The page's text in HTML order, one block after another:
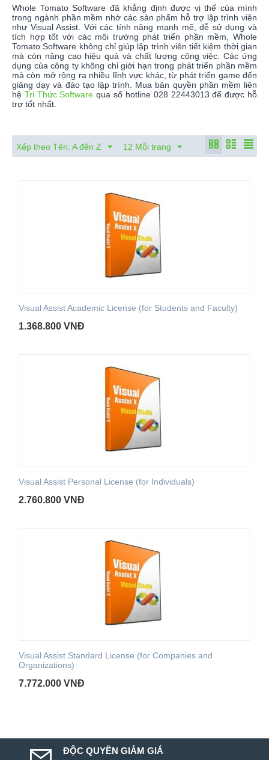
Whole Tomato Software đã khẳng định được vị thế của mình
trong ngành phần mềm nhờ các sản phẩm hỗ trợ lập trình viên
như Visual Assist. Với các tính năng mạnh mẽ, dễ sử dụng và
tích hợp tốt với các môi trường phát triển phần mềm, Whole
Tomato Software không chỉ giúp lập trình viên tiết kiệm thời gian
mà còn nâng cao hiệu quả và chất lượng công việc. Các ứng
dụng của công ty không chỉ giới hạn trong phát triển phần mềm
mà còn mở rộng ra nhiều lĩnh vực khác, từ phát triển game đến
giảng dạy và đào tạo lập trình. Mua bản quyền phần mềm liên
hệ Tri Thức Software qua số hotline 028 22443013 để được hỗ
trợ tốt nhất.
Xếp theo Tên: A đến Z 12 Mỗi trang
Visual Assist Academic License (for Students and Faculty)
1.368.800 VNĐ
Visual Assist Personal License (for Individuals)
2.760.800 VNĐ
Visual Assist Standard License (for Companies and
Organizations)
7.772.000 VNĐ
ĐỘC QUYỀN GIẢM GIÁ